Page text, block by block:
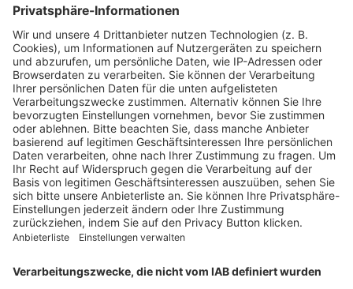
Tel. +41 62 388 85 00
info@spirig-healthcare.ch
Pharmakovigilanz
Für Meldungen von unerwünschten Arzneimittelwirkungen zu
einem Medikament von Spirig HealthCare AG
Tel. +41 62 388 85 88
pharmacovigilance@spirig-healthcare.ch
FOLGEN SIE UNS